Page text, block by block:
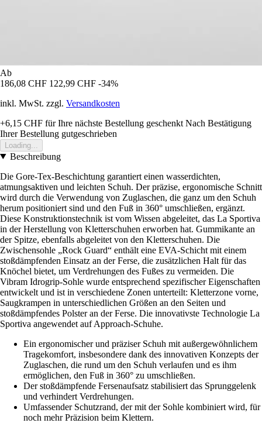
Ab
186,08 CHF 122,99 CHF -34%
inkl. MwSt. zzgl. Versandkosten
+6,15 CHF für Ihre nächste Bestellung geschenkt Nach Bestätigung
Ihrer Bestellung gutgeschrieben
Loading...
Beschreibung
Die Gore-Tex-Beschichtung garantiert einen wasserdichten,
atmungsaktiven und leichten Schuh. Der präzise, ergonomische Schnitt
wird durch die Verwendung von Zuglaschen, die ganz um den Schuh
herum positioniert sind und den Fuß in 360° umschließen, ergänzt.
Diese Konstruktionstechnik ist vom Wissen abgeleitet, das La Sportiva
in der Herstellung von Kletterschuhen erworben hat. Gummikante an
der Spitze, ebenfalls abgeleitet von den Kletterschuhen. Die
Zwischensohle „Rock Guard“ enthält eine EVA-Schicht mit einem
stoßdämpfenden Einsatz an der Ferse, die zusätzlichen Halt für das
Knöchel bietet, um Verdrehungen des Fußes zu vermeiden. Die
Vibram Idrogrip-Sohle wurde entsprechend spezifischer Eigenschaften
entwickelt und ist in verschiedene Zonen unterteilt: Kletterzone vorne,
Saugkrampen in unterschiedlichen Größen an den Seiten und
stoßdämpfendes Polster an der Ferse. Die innovativste Technologie La
Sportiva angewendet auf Approach-Schuhe.
Ein ergonomischer und präziser Schuh mit außergewöhnlichem
Tragekomfort, insbesondere dank des innovativen Konzepts der
Zuglaschen, die rund um den Schuh verlaufen und es ihm
ermöglichen, den Fuß in 360° zu umschließen.
Der stoßdämpfende Fersenaufsatz stabilisiert das Sprunggelenk
und verhindert Verdrehungen.
Umfassender Schutzrand, der mit der Sohle kombiniert wird, für
noch mehr Präzision beim Klettern.